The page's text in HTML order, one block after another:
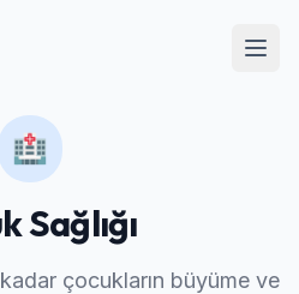
🏥
Sağlığı
çocukların büyüme ve